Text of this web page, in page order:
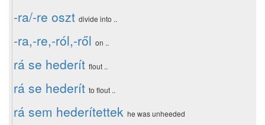
-ra/-re oszt divide into ..
-ra,-re,-ról,-ről on ..
rá se hederít flout ..
rá se hederít to flout ..
rá sem hederítettek he was unheeded